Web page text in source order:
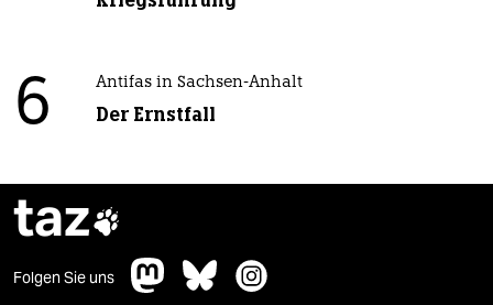
6 Antifas in Sachsen-Anhalt
Der Ernstfall
taz
Folgen Sie uns